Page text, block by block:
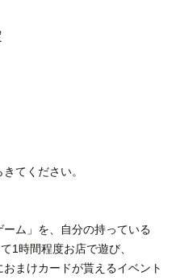
てください。
ーム」を、自分の持っている
1時間程度お店で遊び、
まけカードが貰えるイベント